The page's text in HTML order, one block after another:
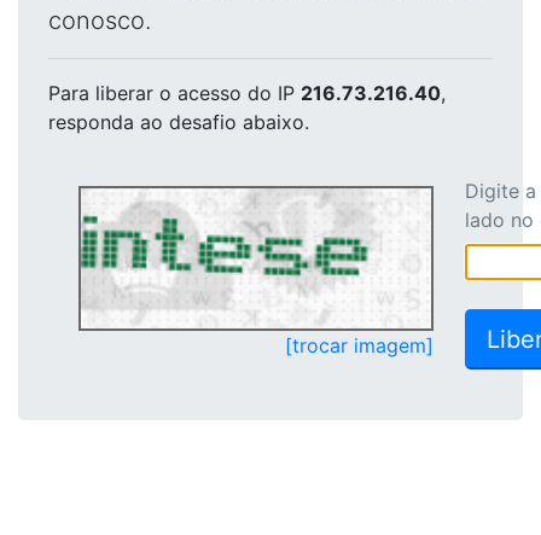
conosco.
Para liberar o acesso do IP 216.73.216.40,
responda ao desafio abaixo.
[trocar imagem]
Digite
lado no